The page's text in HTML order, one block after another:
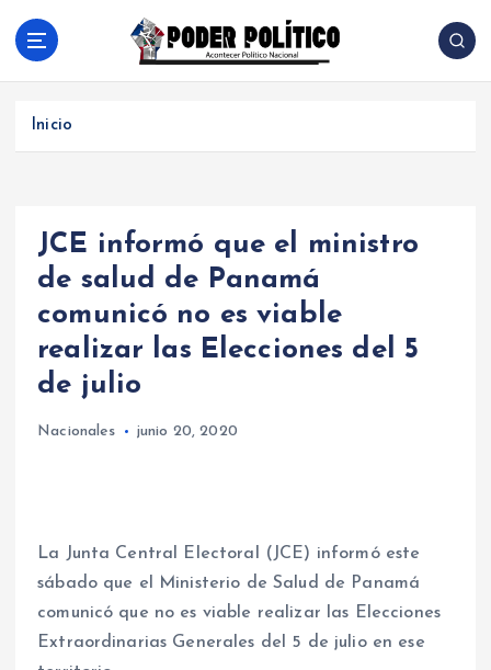
Acontecer Politico Nacional
Inicio
JCE informó que el ministro
de salud de Panamá
comunicó no es viable
realizar las Elecciones del 5
de julio
Nacionales junio 20, 2020
La Junta Central Electoral (JCE) informó este
sábado que el Ministerio de Salud de Panamá
comunicó que no es viable realizar las Elecciones
Extraordinarias Generales del 5 de julio en ese